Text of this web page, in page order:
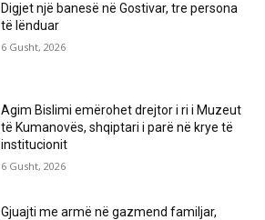
Digjet një banesë në Gostivar, tre persona
të lënduar
6 Gusht, 2026
Agim Bislimi emërohet drejtor i ri i Muzeut
të Kumanovës, shqiptari i parë në krye të
institucionit
6 Gusht, 2026
Gjuajti me armë në gazmend familjar,